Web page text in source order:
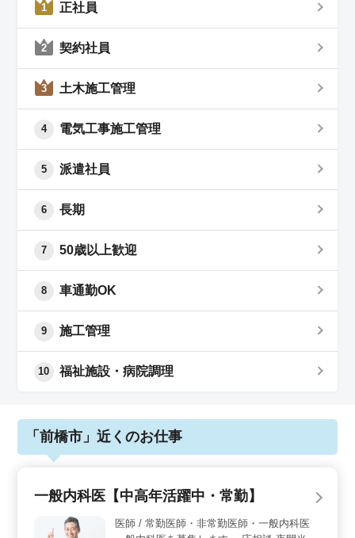
1 正社員
2 契約社員
3 土木施工管理
4 電気工事施工管理
5 派遣社員
6 長期
7 50歳以上歓迎
8 車通勤OK
9 施工管理
10 福祉施設・病院調理
「前橋市」近くのお仕事
一般内科医【中高年活躍中・常勤】
医師 / 常勤医師・非常勤医師・一般内科医